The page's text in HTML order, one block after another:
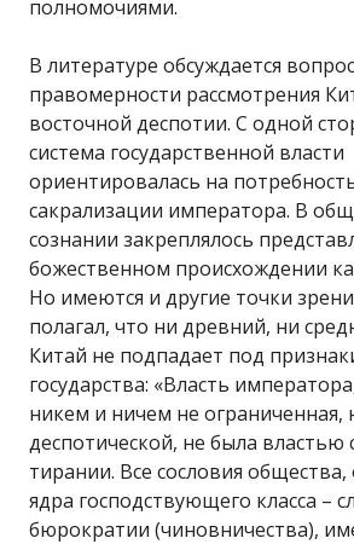
полномочиями.
В литературе обсуждается
правомерности рассмотрения
восточной деспотии. С одной
система государственной власти
ориентировалась на
сакрализации императора. В
сознании закреплялось
божественном происхождении
Но имеются и другие точки
полагал, что ни древний, ни
Китай не подпадает под
государства: «Власть
никем и ничем не ограниченная,
деспотической, не была властью
тирании. Все сословия
ядра господствующего класса –
бюрократии (чиновничества),